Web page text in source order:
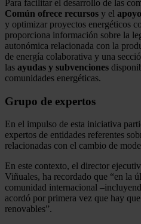
Para facilitar el desarrollo de las
Común ofrece recursos y el
y optimizar proyectos energéticos
proporciona información sobre la
autonómica relacionada con la
de energía colaborativa y una
las ayudas y subvenciones
comunidades energéticas.
Grupo de expertos
En el impulso de esta iniciativa
expertos de entidades referentes
relacionadas con el cambio de
En este contexto, el director
Viñuales, ha recordado que “en la
comunidad internacional
acordó por primera vez que hay
renovables”.